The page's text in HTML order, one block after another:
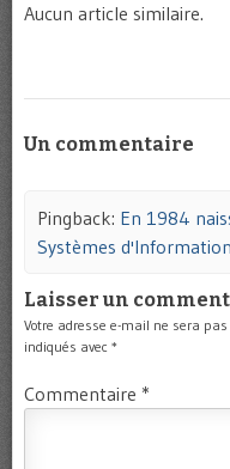
Aucun article similaire.
Un commentaire
Pingback: En 1984
Systèmes d'Information
Laisser un
Votre adresse e-mail ne sera pas
indiqués avec *
Commentaire *